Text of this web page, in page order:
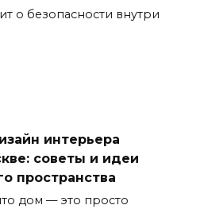
о безопасности внутри
интерьера
советы и идеи
пространства
дом — это просто